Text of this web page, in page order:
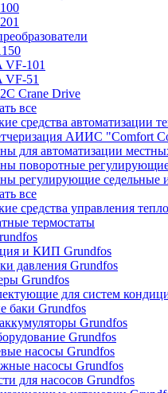
VF-101
VF-51
Crane Drive
все
средства автоматизации
АИИС "Comfort
для автоматизации
поворотные
регулирующие седельные
все
средства управления
термостаты
и КИП Grundfos
давления Grundfos
Grundfos
для систем
баки Grundfos
Grundfos
Grundfos
насосы Grundfos
насосы Grundfos
для насосов Grundfos